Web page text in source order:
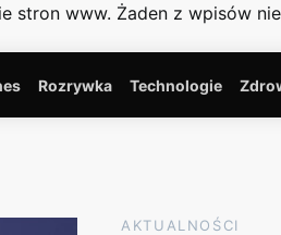
stron www. Żaden z wpisów
Rozrywka Technologie
AKTUALNOŚCI